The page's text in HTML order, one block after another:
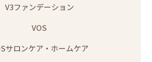
V3ファンデーション
VOS
サロンケア・ホームケア